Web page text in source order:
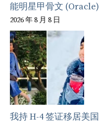
能明星甲骨文
2026 年 8 月 8 日
我持 H-4 签证移居美